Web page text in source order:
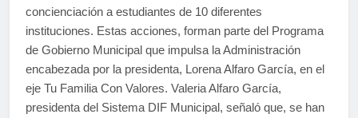
concienciación a estudiantes de 10 diferentes
instituciones. Estas acciones, forman parte del Programa
de Gobierno Municipal que impulsa la Administración
encabezada por la presidenta, Lorena Alfaro García, en el
eje Tu Familia Con Valores. Valeria Alfaro García,
presidenta del Sistema DIF Municipal, señaló que, se han